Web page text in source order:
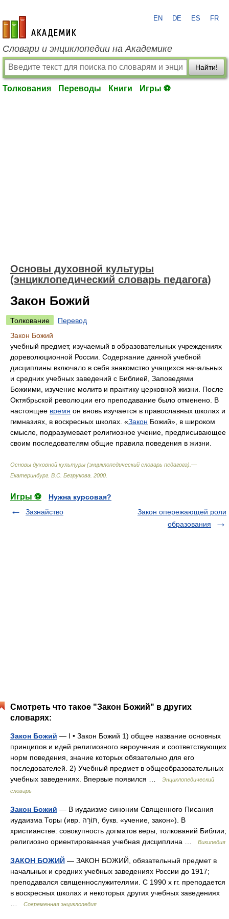
academic.ru
EN DE ES FR
Словари и энциклопедии на Академике
Найти!
Толкования Переводы Книги Игры ⚽
Основы духовной культуры
(энциклопедический словарь педагога)
Закон Божий
Толкование
Перевод
Закон Божий
учебный предмет, изучаемый в образовательных учреждениях
дореволюционной России. Содержание данной учебной
дисциплины включало в себя знакомство учащихся начальных
и средних учебных заведений с Библией, Заповедями
Божиими, изучение молитв и практику церковной жизни. После
Октябрьской революции его преподавание было отменено. В
настоящее время он вновь изучается в православных школах и
гимназиях, в воскресных школах. «Закон Божий», в широком
смысле, подразумевает религиозное учение, предписывающее
своим последователям общие правила поведения в жизни.
Основы духовной культуры (энциклопедический словарь педагога).—
Екатеринбург В.С. Безрукова 2000
Игры ⚽
Нужна курсовая?
Зазнайство
Закон опережающей роли
образования
Смотреть что такое "Закон Божий" в других
словарях:
Закон Божий — I • Закон Божий 1) общее название основных
принципов и идей религиозного вероучения и соответствующих
норм поведения, знание которых обязательно для его
последователей. 2) Учебный предмет в общеобразовательных
учебных заведениях. Впервые появился …
Энциклопедический
словарь
Закон Божий — В иудаизме синоним Священного Писания
иудаизма Торы (ивр. תּוֹרָה‎, букв. «учение, закон»). В
христианстве: совокупность догматов веры, толкований Библии;
религиозно ориентированная учебная дисциплина …
Википедия
ЗАКОН БОЖИЙ — ЗАКОН БОЖИЙ, обязательный предмет в
начальных и средних учебных заведениях России до 1917;
преподавался священнослужителями. С 1990 х гг. преподается
в воскресных школах и некоторых других учебных заведениях
Современная энциклопедия